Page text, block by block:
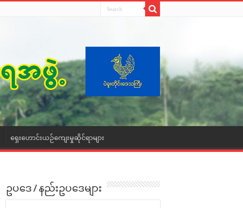
ရှေးဟောင်းယဉ်ကျေးမှုဆိုင်ရာများ
ဥပဒေ / နည်းဥပဒေများ